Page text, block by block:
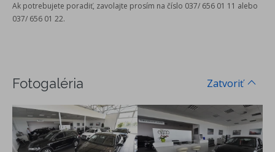
Ak potrebujete poradiť, zavolajte prosím na číslo 037/ 656 01 11 alebo
037/ 656 01 22.
Zatvoriť
Fotogaléria